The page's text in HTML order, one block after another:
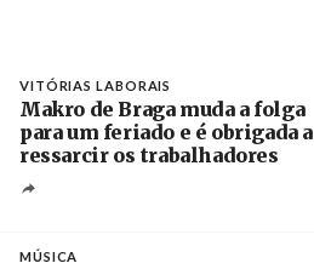
VITÓRIAS LABORAIS
Makro de Braga muda a folga
para um feriado e é obrigada a
ressarcir os trabalhadores
MÚSICA